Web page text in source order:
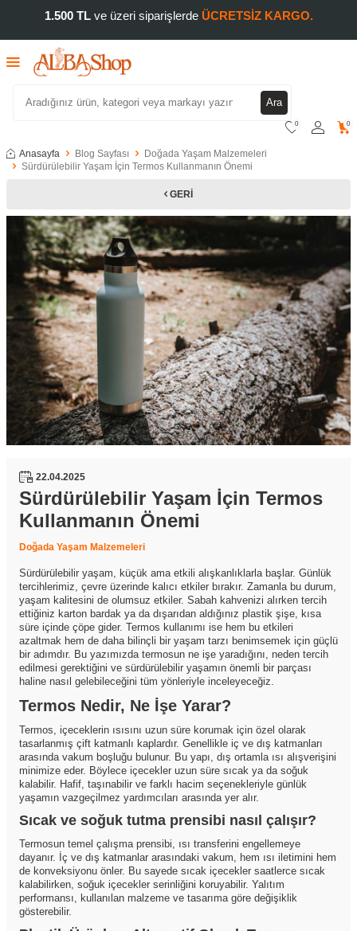
1.500 TLve üzeri siparişlerde ÜCRETSİZ KARGO.
Ara
0 0
Anasayfa Blog Sayfası
Doğada Yaşam Malzemeleri
Sürdürülebilir Yaşam İçin Termos Kullanmanın Önemi
GERI
22.04.2025
Sürdürülebilir Yaşam İçin Termos
Kullanmanın Önemi
Doğada Yaşam Malzemeleri
Sürdürülebilir yaşam, küçük ama etkili alışkanlıklarla başlar. Günlük
tercihlerimiz, çevre üzerinde kalıcı etkiler bırakır. Zamanla bu durum,
yaşam kalitesini de olumsuz etkiler. Sabah kahvenizi alırken tercih
ettiğiniz karton bardak ya da dışarıdan aldığınız plastik şişe, kısa
süre içinde çöpe gider. Termos kullanımı ise hem bu etkileri
azaltmak hem de daha bilinçli bir yaşam tarzı benimsemek için güçlü
bir adımdır. Bu yazımızda termosun ne işe yaradığını, neden tercih
edilmesi gerektiğini ve sürdürülebilir yaşamın önemli bir parçası
haline nasıl gelebileceğini tüm yönleriyle inceleyeceğiz.
Termos Nedir, Ne İşe Yarar?
Termos, içeceklerin ısısını uzun süre korumak için özel olarak
tasarlanmış çift katmanlı kaplardır. Genellikle iç ve dış katmanları
arasında vakum boşluğu bulunur. Bu yapı, dış ortamla ısı alışverişini
minimize eder. Böylece içecekler uzun süre sıcak ya da soğuk
kalabilir. Hafif, taşınabilir ve farklı hacim seçenekleriyle günlük
yaşamın vazgeçilmez yardımcıları arasında yer alır.
Sıcak ve soğuk tutma prensibi nasıl çalışır?
Termosun temel çalışma prensibi, ısı transferini engellemeye
dayanır. İç ve dış katmanlar arasındaki vakum, hem ısı iletimini hem
de konveksiyonu önler. Bu sayede sıcak içecekler saatlerce sıcak
kalabilirken, soğuk içecekler serinliğini koruyabilir. Yalıtım
performansı, kullanılan malzeme ve tasarıma göre değişiklik
gösterebilir.